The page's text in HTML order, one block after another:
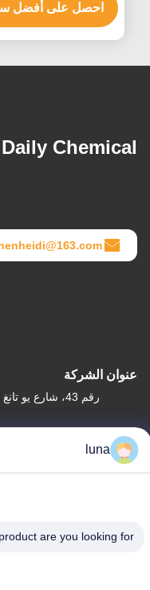
احصل على أفضل
Chemical
عنوان الشركة
رقم 43، شارع يو
عنوان المصنع
luna
are you looking for?